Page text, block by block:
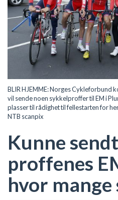
BLIR HJEMME: Norges Cykleforbund
vil sende noen sykkelproffer til EM i
plasser til rådighet til fellestarten for
NTB scanpix
Kunne
proffenes
hvor mange